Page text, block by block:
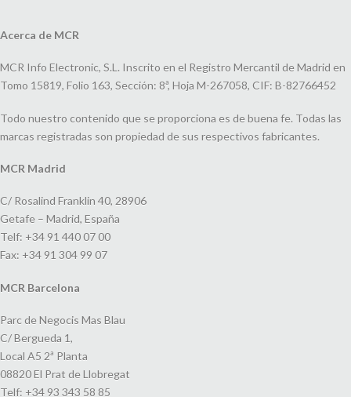
Acerca de MCR
MCR Info Electronic, S.L. Inscrito en el Registro Mercantil de Madrid en
Tomo 15819, Folio 163, Sección: 8ª, Hoja M-267058, CIF: B-82766452
Todo nuestro contenido que se proporciona es de buena fe. Todas las
marcas registradas son propiedad de sus respectivos fabricantes.
MCR Madrid
C/ Rosalind Franklin 40, 28906
Getafe – Madrid, España
Telf: +34 91 440 07 00
Fax: +34 91 304 99 07
MCR Barcelona
Parc de Negocis Mas Blau
C/ Bergueda 1,
Local A5 2ª Planta
08820 El Prat de Llobregat
Telf: +34 93 343 58 85